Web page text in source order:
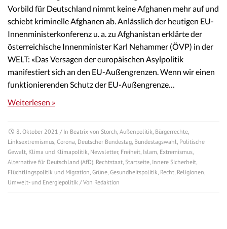
Vorbild für Deutschland nimmt keine Afghanen mehr auf und
schiebt kriminelle Afghanen ab. Anlässlich der heutigen EU-
Innenministerkonferenz u. a. zu Afghanistan erklärte der
österreichische Innenminister Karl Nehammer (ÖVP) in der
WELT: «Das Versagen der europäischen Asylpolitik
manifestiert sich an den EU-Außengrenzen. Wenn wir einen
funktionierenden Schutz der EU-Außengrenze…
Weiterlesen »
8. Oktober 2021 / In Beatrix von Storch, Außenpolitik, Bürgerrechte,
Linksextremismus, Corona, Deutscher Bundestag, Bundestagswahl, Politische
Gewalt, Klima und Klimapolitik, Newsletter, Freiheit, Islam, Extremismus,
Alternative für Deutschland (AfD), Rechtstaat, Startseite, Innere Sicherheit,
Flüchtlingspolitik und Migration, Grüne, Gesundheitspolitik, Recht, Religionen,
Umwelt- und Energiepolitik / Von Redaktion